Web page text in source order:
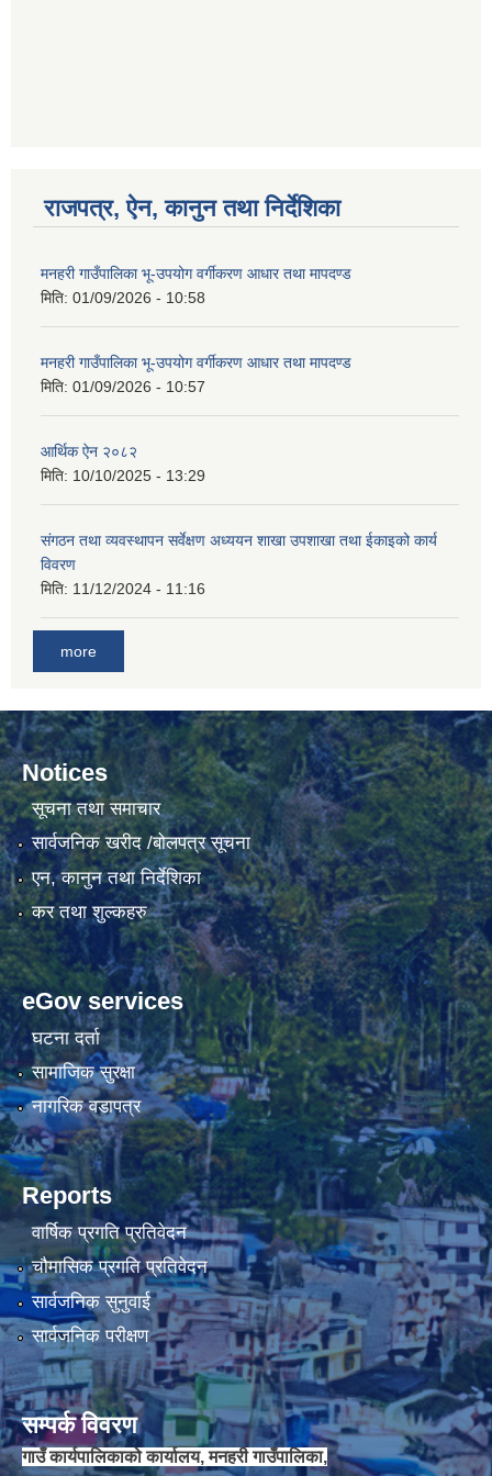
राजपत्र, ऐन, कानुन तथा निर्देशिका
मनहरी गाउँपालिका भू-उपयोग वर्गीकरण आधार तथा मापदण्ड
मिति: 01/09/2026 - 10:58
मनहरी गाउँपालिका भू-उपयोग वर्गीकरण आधार तथा मापदण्ड
मिति: 01/09/2026 - 10:57
आर्थिक ऐन २०८२
मिति: 10/10/2025 - 13:29
संगठन तथा व्यवस्थापन सर्वेक्षण अध्ययन शाखा उपशाखा तथा ईकाइको कार्य
विवरण
मिति: 11/12/2024 - 11:16
more
Notices
सूचना तथा समाचार
सार्वजनिक खरीद /बोलपत्र सूचना
एन, कानुन तथा निर्देशिका
कर तथा शुल्कहरु
eGov services
घटना दर्ता
सामाजिक सुरक्षा
नागरिक वडापत्र
Reports
वार्षिक प्रगति प्रतिवेदन
चौमासिक प्रगति प्रतिवेदन
सार्वजनिक सुनुवाई
सार्वजनिक परीक्षण
सम्पर्क विवरण
गाउँ कार्यपालिकाको कार्यालय, मनहरी गाउँपालिका,